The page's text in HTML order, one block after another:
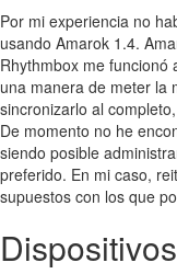
Por mi experiencia no
usando Amarok 1.4.
Rhythmbox me funcionó
una manera de meter la
sincronizarlo al
De momento no he
siendo posible
preferido. En mi caso,
supuestos con los que